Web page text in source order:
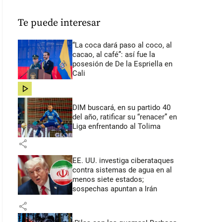
Te puede interesar
“La coca dará paso al coco, al
cacao, al café”: así fue la
posesión de De la Espriella en
Cali
share
DIM buscará, en su partido 40
del año, ratificar su “renacer” en
Liga enfrentando al Tolima
share
EE. UU. investiga ciberataques
contra sistemas de agua en al
menos siete estados;
sospechas apuntan a Irán
share